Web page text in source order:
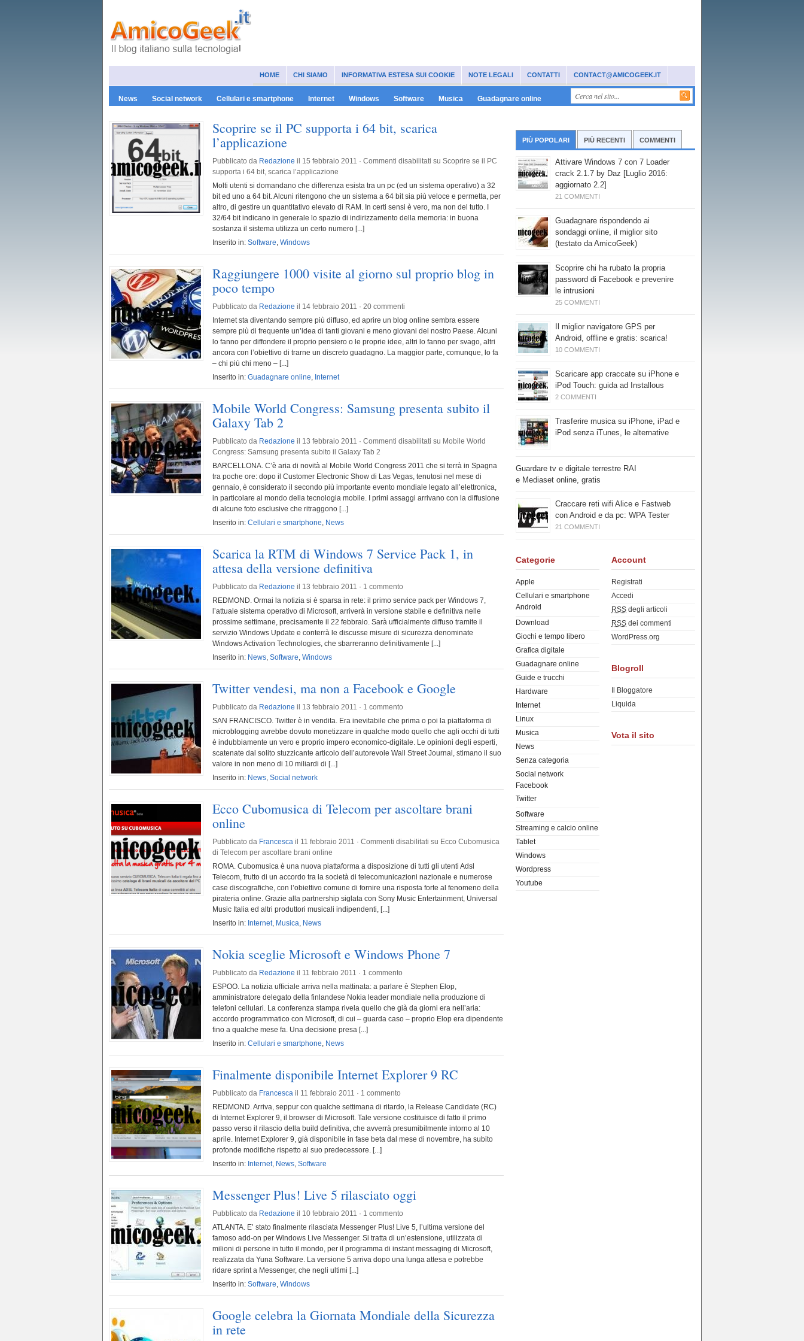
HOME CHI SIAMO INFORMATIVA ESTESA SUI COOKIE NOTE LEGALI CONTATTI CONTACT@AMICOGEEK.IT
News Social network Cellulari e smartphone Internet Windows Software Musica Guadagnare online
Scoprire se il PC supporta i 64 bit, scarica
l’applicazione
Pubblicato da Redazione il 15 febbraio 2011 · Commenti disabilitati su Scoprire se il PC
supporta i 64 bit, scarica l’applicazione
Molti utenti si domandano che differenza esista tra un pc (ed un sistema operativo) a 32
bit ed uno a 64 bit. Alcuni ritengono che un sistema a 64 bit sia più veloce e permetta, per
altro, di gestire un quantitativo elevato di RAM. In certi sensi è vero, ma non del tutto. I
32/64 bit indicano in generale lo spazio di indirizzamento della memoria: in buona
sostanza il sistema utilizza un certo numero [...]
Inserito in: Software, Windows
Raggiungere 1000 visite al giorno sul proprio blog in
poco tempo
Pubblicato da Redazione il 14 febbraio 2011 · 20 commenti
Internet sta diventando sempre più diffuso, ed aprire un blog online sembra essere
sempre più di frequente un’idea di tanti giovani e meno giovani del nostro Paese. Alcuni
lo fanno per diffondere il proprio pensiero o le proprie idee, altri lo fanno per svago, altri
ancora con l’obiettivo di trarne un discreto guadagno. La maggior parte, comunque, lo fa
– chi più chi meno – [...]
Inserito in: Guadagnare online, Internet
Mobile World Congress: Samsung presenta subito il
Galaxy Tab 2
Pubblicato da Redazione il 13 febbraio 2011 · Commenti disabilitati su Mobile World
Congress: Samsung presenta subito il Galaxy Tab 2
BARCELLONA. C’è aria di novità al Mobile World Congress 2011 che si terrà in Spagna
tra poche ore: dopo il Customer Electronic Show di Las Vegas, tenutosi nel mese di
gennaio, è considerato il secondo più importante evento mondiale legato all’elettronica,
in particolare al mondo della tecnologia mobile. I primi assaggi arrivano con la diffusione
di alcune foto esclusive che ritraggono [...]
Inserito in: Cellulari e smartphone, News
Scarica la RTM di Windows 7 Service Pack 1, in
attesa della versione definitiva
Pubblicato da Redazione il 13 febbraio 2011 · 1 commento
REDMOND. Ormai la notizia si è sparsa in rete: il primo service pack per Windows 7,
l’attuale sistema operativo di Microsoft, arriverà in versione stabile e definitiva nelle
prossime settimane, precisamente il 22 febbraio. Sarà ufficialmente diffuso tramite il
servizio Windows Update e conterrà le discusse misure di sicurezza denominate
Windows Activation Technologies, che sbarreranno definitivamente [...]
Inserito in: News, Software, Windows
Twitter vendesi, ma non a Facebook e Google
Pubblicato da Redazione il 13 febbraio 2011 · 1 commento
SAN FRANCISCO. Twitter è in vendita. Era inevitabile che prima o poi la piattaforma di
microblogging avrebbe dovuto monetizzare in qualche modo quello che agli occhi di tutti
è indubbiamente un vero e proprio impero economico-digitale. Le opinioni degli esperti,
scatenate dal solito stuzzicante articolo dell’autorevole Wall Street Journal, stimano il suo
valore in non meno di 10 miliardi di [...]
Inserito in: News, Social network
Ecco Cubomusica di Telecom per ascoltare brani
online
Pubblicato da Francesca il 11 febbraio 2011 · Commenti disabilitati su Ecco Cubomusica
di Telecom per ascoltare brani online
ROMA. Cubomusica è una nuova piattaforma a disposizione di tutti gli utenti Adsl
Telecom, frutto di un accordo tra la società di telecomunicazioni nazionale e numerose
case discografiche, con l’obiettivo comune di fornire una risposta forte al fenomeno della
pirateria online. Grazie alla partnership siglata con Sony Music Entertainment, Universal
Music Italia ed altri produttori musicali indipendenti, [...]
Inserito in: Internet, Musica, News
Nokia sceglie Microsoft e Windows Phone 7
Pubblicato da Redazione il 11 febbraio 2011 · 1 commento
ESPOO. La notizia ufficiale arriva nella mattinata: a parlare è Stephen Elop,
amministratore delegato della finlandese Nokia leader mondiale nella produzione di
telefoni cellulari. La conferenza stampa rivela quello che già da giorni era nell’aria:
accordo programmatico con Microsoft, di cui – guarda caso – proprio Elop era dipendente
fino a qualche mese fa. Una decisione presa [...]
Inserito in: Cellulari e smartphone, News
Finalmente disponibile Internet Explorer 9 RC
Pubblicato da Francesca il 11 febbraio 2011 · 1 commento
REDMOND. Arriva, seppur con qualche settimana di ritardo, la Release Candidate (RC)
di Internet Explorer 9, il browser di Microsoft. Tale versione costituisce di fatto il primo
passo verso il rilascio della build definitiva, che avverrà presumibilmente intorno al 10
aprile. Internet Explorer 9, già disponibile in fase beta dal mese di novembre, ha subito
profonde modifiche rispetto al suo predecessore. [...]
Inserito in: Internet, News, Software
Messenger Plus! Live 5 rilasciato oggi
Pubblicato da Redazione il 10 febbraio 2011 · 1 commento
ATLANTA. E’ stato finalmente rilasciata Messenger Plus! Live 5, l’ultima versione del
famoso add-on per Windows Live Messenger. Si tratta di un’estensione, utilizzata di
milioni di persone in tutto il mondo, per il programma di instant messaging di Microsoft,
realizzata da Yuna Software. La versione 5 arriva dopo una lunga attesa e potrebbe
ridare sprint a Messenger, che negli ultimi [...]
Inserito in: Software, Windows
Google celebra la Giornata Mondiale della Sicurezza
in rete
PIÙ POPOLARI PIÙ RECENTI COMMENTI
Attivare Windows 7 con 7 Loader
crack 2.1.7 by Daz [Luglio 2016:
aggiornato 2.2]
21 COMMENTI
Guadagnare rispondendo ai
sondaggi online, il miglior sito
(testato da AmicoGeek)
Scoprire chi ha rubato la propria
password di Facebook e prevenire
le intrusioni
25 COMMENTI
Il miglior navigatore GPS per
Android, offline e gratis: scarica!
10 COMMENTI
Scaricare app craccate su iPhone e
iPod Touch: guida ad Installous
2 COMMENTI
Trasferire musica su iPhone, iPad e
iPod senza iTunes, le alternative
Guardare tv e digitale terrestre RAI
e Mediaset online, gratis
Craccare reti wifi Alice e Fastweb
con Android e da pc: WPA Tester
21 COMMENTI
Categorie
Apple
Cellulari e smartphone
Android
Download
Giochi e tempo libero
Grafica digitale
Guadagnare online
Guide e trucchi
Hardware
Internet
Linux
Musica
News
Senza categoria
Social network
Facebook
Twitter
Software
Streaming e calcio online
Tablet
Windows
Wordpress
Youtube
Account
Registrati
Accedi
RSS degli articoli
RSS dei commenti
WordPress.org
Blogroll
Il Bloggatore
Liquida
Vota il sito